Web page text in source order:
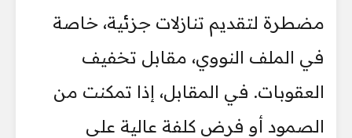
مضطرة لتقديم تنازلات جزئية، خاصة
في الملف النووي، مقابل تخفيف
العقوبات. في المقابل، إذا تمكنت من
الصمود أو فرض كلفة عالية على